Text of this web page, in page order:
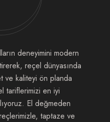
deneyimini modern
reçel dünyasında
ve kaliteyi ön planda
tariflerimizi en iyi
El değmeden
taptaze ve